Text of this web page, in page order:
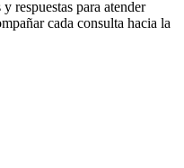
respuestas para atender
cada consulta hacia la